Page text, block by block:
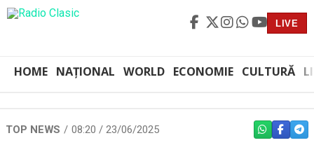
LIVE
HOME NAȚIONAL WORLD ECONOMIE CULTURĂ
TOP NEWS 08:20 / 23/06/2025 WHATSAPP